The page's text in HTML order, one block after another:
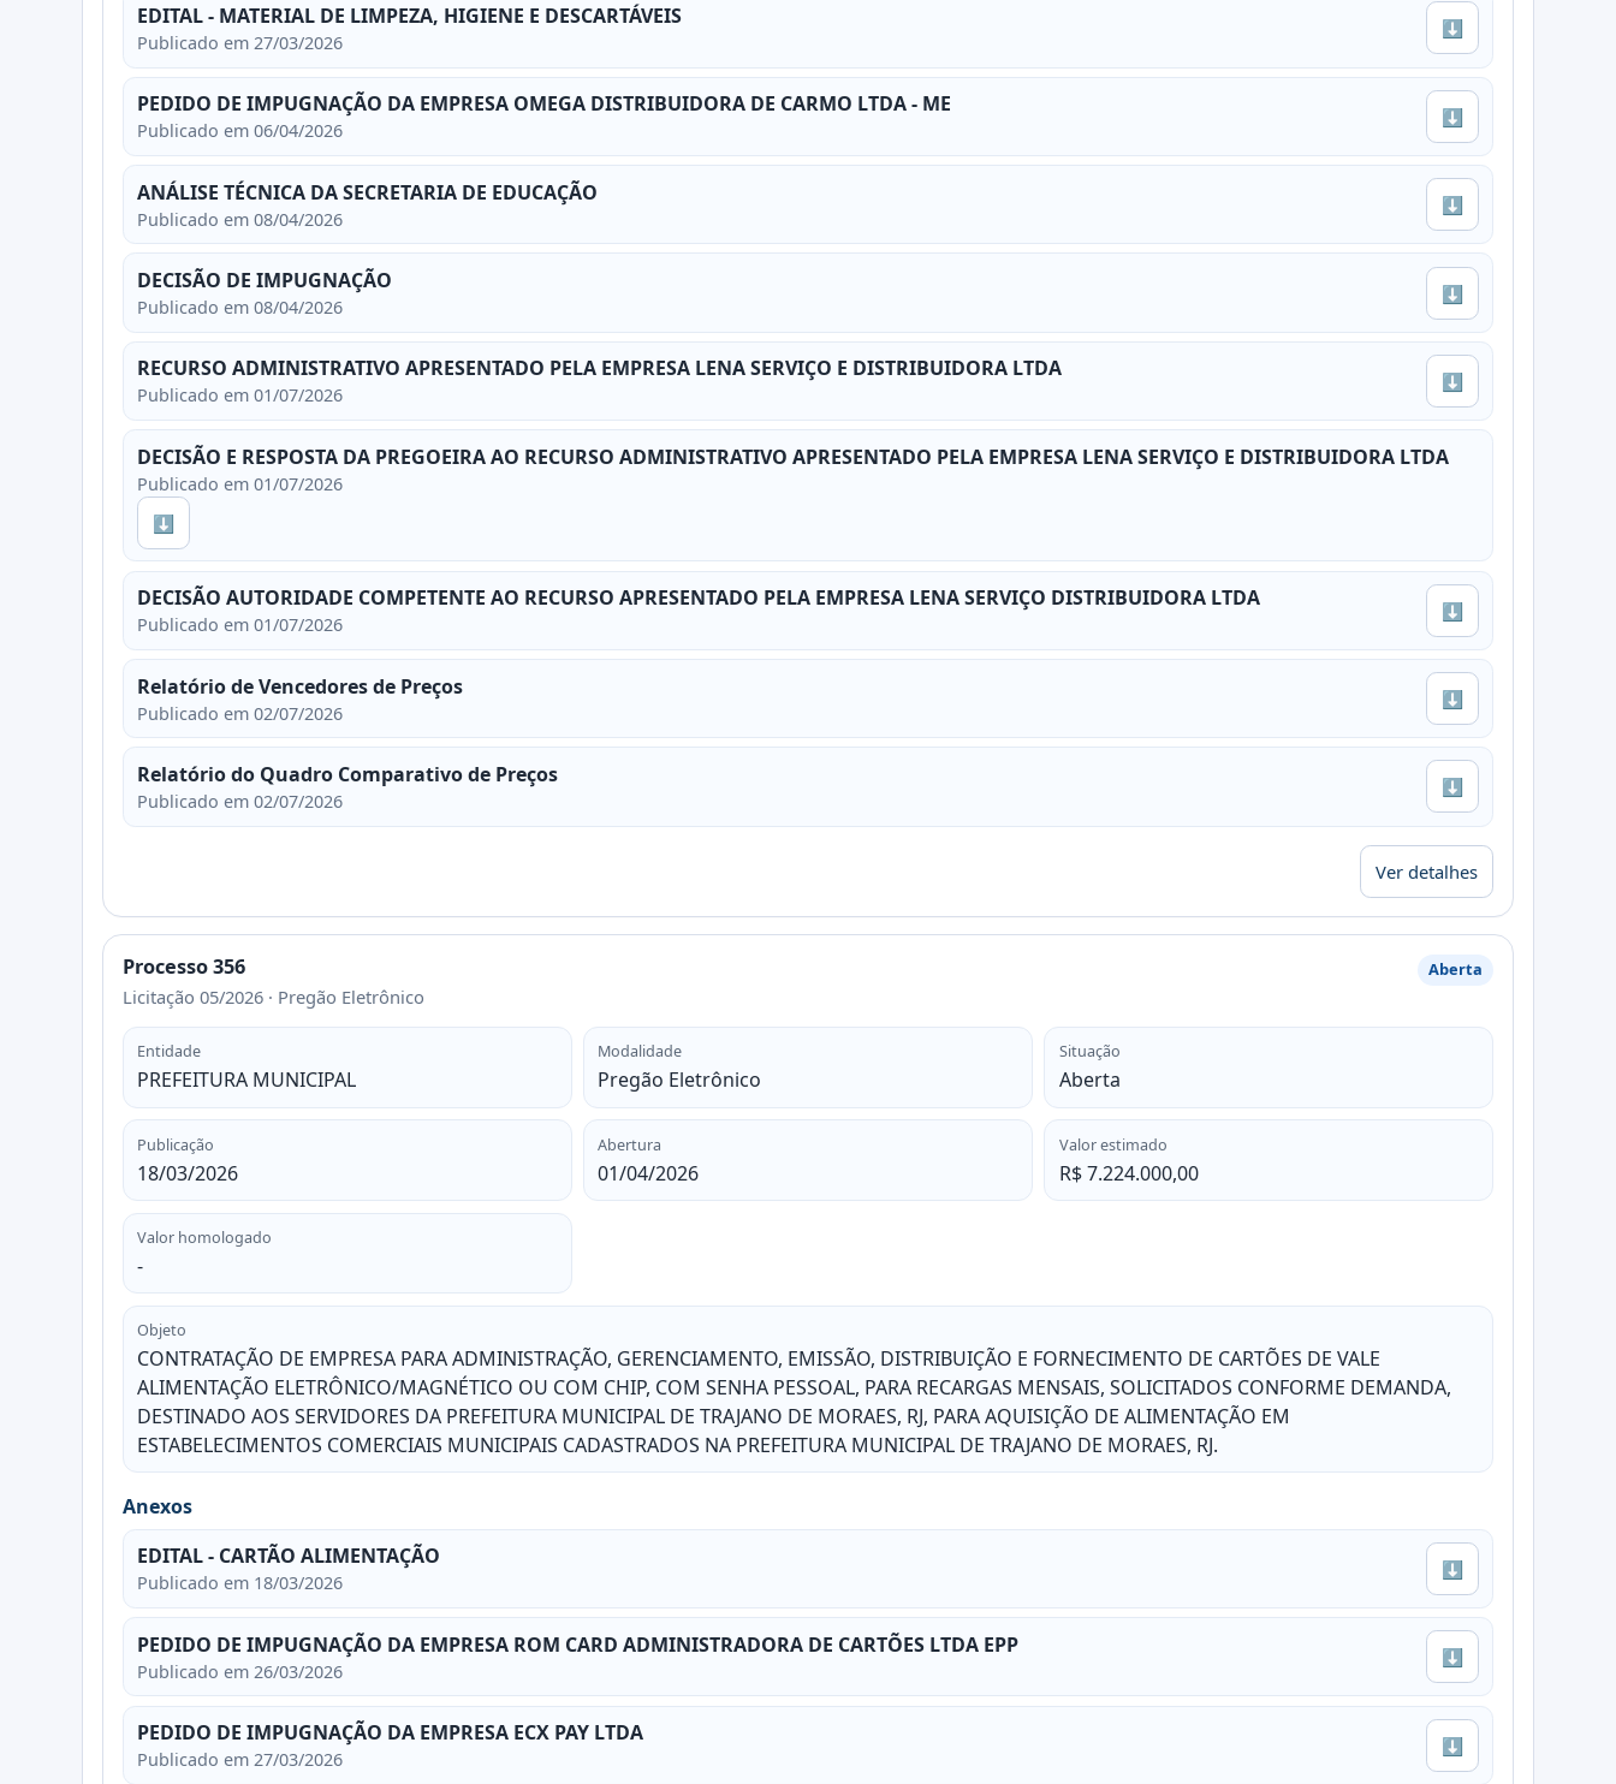
EDITAL - MATERIAL DE LIMPEZA, HIGIENE E DESCARTÁVEIS
Publicado em 27/03/2026
⬇
PEDIDO DE IMPUGNAÇÃO DA EMPRESA OMEGA DISTRIBUIDORA DE CARMO LTDA - ME
Publicado em 06/04/2026
⬇
ANÁLISE TÉCNICA DA SECRETARIA DE EDUCAÇÃO
Publicado em 08/04/2026
⬇
DECISÃO DE IMPUGNAÇÃO
Publicado em 08/04/2026
⬇
RECURSO ADMINISTRATIVO APRESENTADO PELA EMPRESA LENA SERVIÇO E DISTRIBUIDORA LTDA
Publicado em 01/07/2026
⬇
DECISÃO E RESPOSTA DA PREGOEIRA AO RECURSO ADMINISTRATIVO APRESENTADO PELA EMPRESA LENA SERVIÇO E DISTRIBUIDORA LTDA
Publicado em 01/07/2026
⬇
DECISÃO AUTORIDADE COMPETENTE AO RECURSO APRESENTADO PELA EMPRESA LENA SERVIÇO DISTRIBUIDORA LTDA
Publicado em 01/07/2026
⬇
Relatório de Vencedores de Preços
Publicado em 02/07/2026
⬇
Relatório do Quadro Comparativo de Preços
Publicado em 02/07/2026
⬇
Ver detalhes
Processo 356
Licitação 05/2026 · Pregão Eletrônico
Aberta
Entidade
PREFEITURA MUNICIPAL
Modalidade
Pregão Eletrônico
Situação
Aberta
Publicação
18/03/2026
Abertura
01/04/2026
Valor estimado
R$ 7.224.000,00
Valor homologado
-
Objeto
CONTRATAÇÃO DE EMPRESA PARA ADMINISTRAÇÃO, GERENCIAMENTO, EMISSÃO, DISTRIBUIÇÃO E FORNECIMENTO DE CARTÕES DE VALE
ALIMENTAÇÃO ELETRÔNICO/MAGNÉTICO OU COM CHIP, COM SENHA PESSOAL, PARA RECARGAS MENSAIS, SOLICITADOS CONFORME DEMANDA,
DESTINADO AOS SERVIDORES DA PREFEITURA MUNICIPAL DE TRAJANO DE MORAES, RJ, PARA AQUISIÇÃO DE ALIMENTAÇÃO EM
ESTABELECIMENTOS COMERCIAIS MUNICIPAIS CADASTRADOS NA PREFEITURA MUNICIPAL DE TRAJANO DE MORAES, RJ.
Anexos
EDITAL - CARTÃO ALIMENTAÇÃO
Publicado em 18/03/2026
⬇
PEDIDO DE IMPUGNAÇÃO DA EMPRESA ROM CARD ADMINISTRADORA DE CARTÕES LTDA EPP
Publicado em 26/03/2026
⬇
PEDIDO DE IMPUGNAÇÃO DA EMPRESA ECX PAY LTDA
Publicado em 27/03/2026
⬇